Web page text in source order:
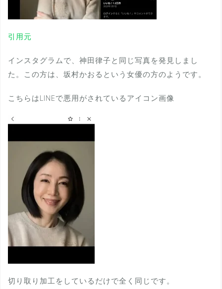
引用元
インスタグラムで、神田律子と同じ写真を発見しまし
た。この方は、坂村かおるという女優の方のようです。
こちらはLINEで悪用がされているアイコン画像
切り取り加工をしているだけで全く同じです。